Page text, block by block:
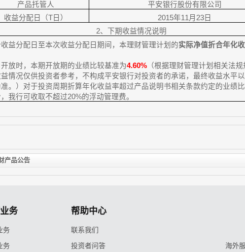
产品托管人
平安银行股份有限公司
收益分配日（T日） 2015年11 月 23日
2、下期收益情况说明
收益分配日至本次收益分配日期间，本理财管理计划的实际净值折合年化
放时，本期开放期的业绩比较基准为4.60%（根据理财管理计划相关法规
情况仅供投资者参考，不构成平安银行对投资者的承诺，最终收益水平
。）对于投资周期折算年化收益率超过产品说明书相关条款约定的业绩
我行可收取不超过20%的浮动管理费。
产品公告
务
务
务
帮助中心
联系我们
投资者问答
海外